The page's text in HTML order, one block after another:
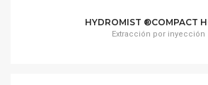
HYDROMIST ®COMPACT
Extracción por inyección